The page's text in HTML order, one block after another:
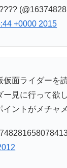
+0000 2015
仮面ライダーを
ー見に行って欲
イントがメチャ